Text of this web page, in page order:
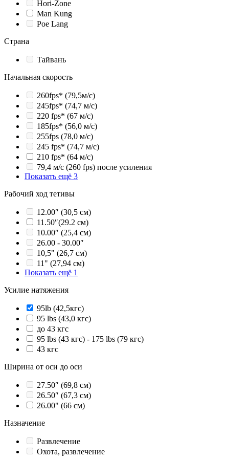
Hori-Zone
Man Kung
Poe Lang
Страна
Тайвань
Начальная скорость
260fps* (79,5м/с)
245fps* (74,7 м/с)
220 fps* (67 м/с)
185fps* (56,0 м/с)
255fps (78,0 м/с)
245 fps* (74,7 м/с)
210 fps* (64 м/с)
79,4 м/с (260 fps) после усиления
Показать ещё 3
Рабочий ход тетивы
12.00″ (30,5 см)
11.50″(29.2 см)
10.00″ (25,4 см)
26.00 - 30.00″
10,5" (26,7 см)
11" (27,94 см)
Показать ещё 1
Усилие натяжения
95lb (42,5кгс)
95 lbs (43,0 кгс)
до 43 кгс
95 lbs (43 кгс) - 175 lbs (79 кгс)
43 кгс
Ширина от оси до оси
27.50″ (69,8 см)
26.50″ (67,3 см)
26.00" (66 см)
Назначение
Развлечение
Охота, развлечение